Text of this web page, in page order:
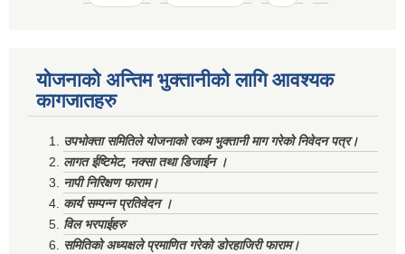
योजनाको अन्तिम भुक्तानीको लागि आवश्यक
कागजातहरु
उपभोक्ता समितिले योजनाको रकम भुक्तानी माग गरेको निवेदन पत्र।
लागत ईष्टिमेट, नक्सा तथा डिजाईन ।
नापी निरिक्षण फाराम।
कार्य सम्पन्न प्रतिवेदन ।
विल भरपाईहरु
समितिको अध्यक्षले प्रमाणित गरेको डोरहाजिरी फाराम।